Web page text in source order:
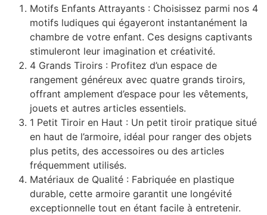
Motifs Enfants Attrayants : Choisissez parmi nos 4
motifs ludiques qui égayeront instantanément la
chambre de votre enfant. Ces designs captivants
stimuleront leur imagination et créativité.
4 Grands Tiroirs : Profitez d’un espace de
rangement généreux avec quatre grands tiroirs,
offrant amplement d’espace pour les vêtements,
jouets et autres articles essentiels.
1 Petit Tiroir en Haut : Un petit tiroir pratique situé
en haut de l’armoire, idéal pour ranger des objets
plus petits, des accessoires ou des articles
fréquemment utilisés.
Matériaux de Qualité : Fabriquée en plastique
durable, cette armoire garantit une longévité
exceptionnelle tout en étant facile à entretenir.